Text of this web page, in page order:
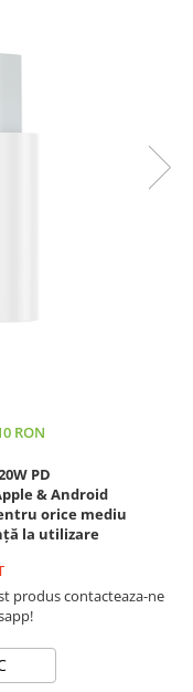
RON
PD
& Android
orice mediu
la utilizare
produs contacteaza-ne